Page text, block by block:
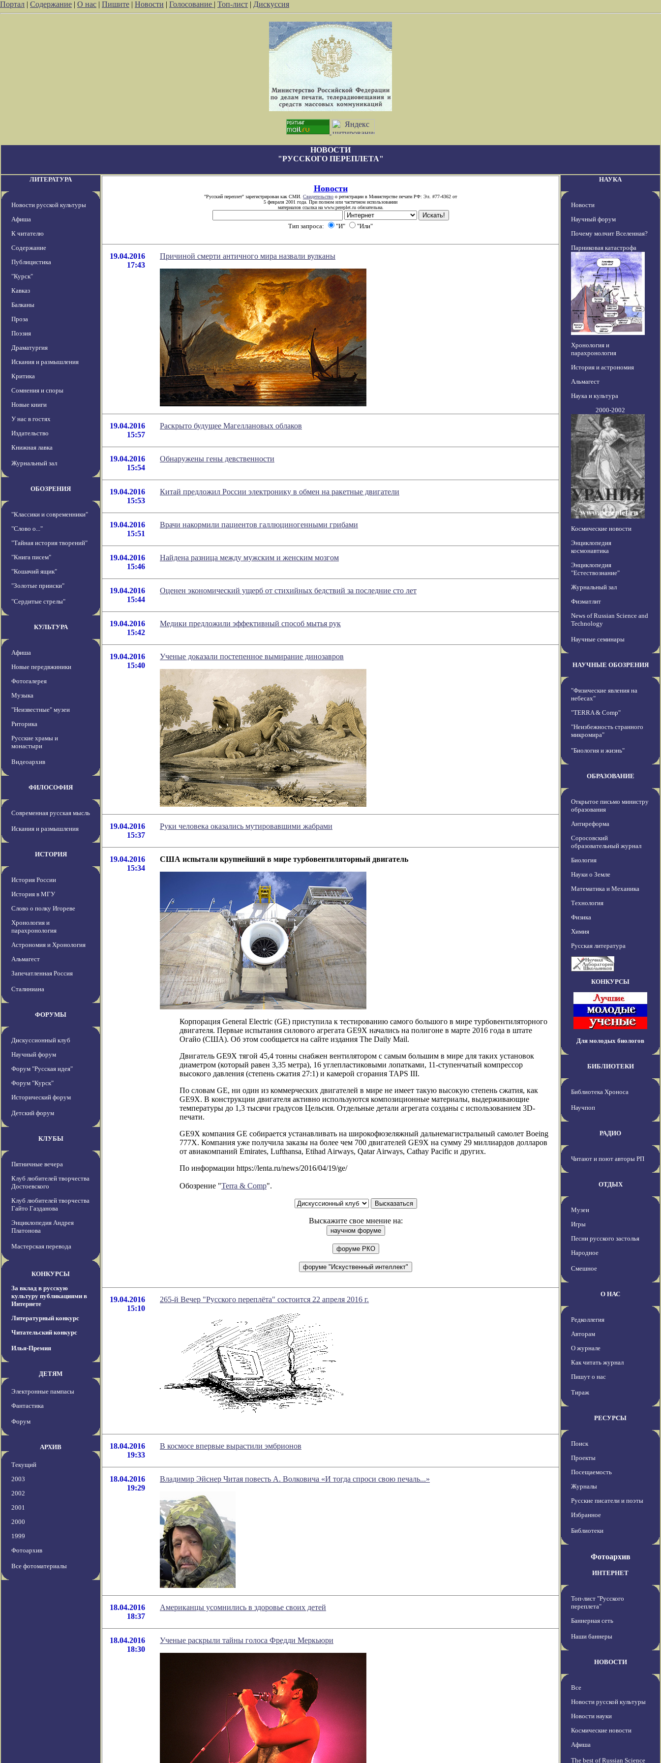
Портал | Содержание | О нас | Пишите | Новости | Голосование | Топ-лист | Дискуссия
НОВОСТИ
"РУССКОГО ПЕРЕПЛЕТА"
ЛИТЕРАТУРА
Новости русской культуры
Афиша
К читателю
Содержание
Публицистика
"Курск"
Кавказ
Балканы
Проза
Поэзия
Драматургия
Искания и размышления
Критика
Сомнения и споры
Новые книги
У нас в гостях
Издательство
Книжная лавка
Журнальный зал
ОБОЗРЕНИЯ
"Классики и современники"
"Слово о..."
"Тайная история творений"
"Книга писем"
"Кошачий ящик"
"Золотые прииски"
"Сердитые стрелы"
КУЛЬТУРА
Афиша
Новые передвжиники
Фотогалерея
Музыка
"Неизвестные" музеи
Риторика
Русские храмы и
монастыри
Видеоархив
ФИЛОСОФИЯ
Современная русская мысль
Искания и размышления
ИСТОРИЯ
История России
История в МГУ
Слово о полку Игореве
Хронология и
парахронология
Астрономия и Хронология
Альмагест
Запечатленная Россия
Сталиниана
ФОРУМЫ
Дискуссионный клуб
Научный форум
Форум "Русская идея"
Форум "Курск"
Исторический форум
Детский форум
КЛУБЫ
Пятничные вечера
Клуб любителей творчества
Достоевского
Клуб любителей творчества
Гайто Газданова
Энциклопедия Андрея
Платонова
Мастерская перевода
КОНКУРСЫ
За вклад в русскую
культуру публикациями в
Интернете
Литературный конкурс
Читательский конкурс
Илья-Премия
ДЕТЯМ
Электронные пампасы
Фантастика
Форум
АРХИВ
Текущий
2003
2002
2001
2000
1999
Фотоархив
Все фотоматериалы
Новости
"Русский переплет" зарегистрирован как СМИ. Свидетельство о регистрации в Министерстве печати РФ: Эл. #77-4362 от
5 февраля 2001 года. При полном или частичном использовании
материалов ссылка на www.pereplet.ru обязательна.
Тип запроса: "И" "Или"
19.04.2016
17:43
Причиной смерти античного мира назвали вулканы
19.04.2016
15:57
Раскрыто будущее Магеллановых облаков
19.04.2016
15:54
Обнаружены гены девственности
19.04.2016
15:53
Китай предложил России электронику в обмен на ракетные двигатели
19.04.2016
15:51
Врачи накормили пациентов галлюциногенными грибами
19.04.2016
15:46
Найдена разница между мужским и женским мозгом
19.04.2016
15:44
Оценен экономический ущерб от стихийных бедствий за последние сто лет
19.04.2016
15:42
Медики предложили эффективный способ мытья рук
19.04.2016
15:40
Ученые доказали постепенное вымирание динозавров
19.04.2016
15:37
Руки человека оказались мутировавшими жабрами
19.04.2016
15:34
США испытали крупнейший в мире турбовентиляторный двигатель
Корпорация General Electric (GE) приступила к тестированию самого большого в мире турбовентиляторного
двигателя. Первые испытания силового агрегата GE9X начались на полигоне в марте 2016 года в штате
Огайо (США). Об этом сообщается на сайте издания The Daily Mail.
Двигатель GE9X тягой 45,4 тонны снабжен вентилятором с самым большим в мире для таких установок
диаметром (который равен 3,35 метра), 16 углепластиковыми лопатками, 11-ступенчатый компрессор
высокого давления (степень сжатия 27:1) и камерой сгорания TAPS III.
По словам GE, ни один из коммерческих двигателей в мире не имеет такую высокую степень сжатия, как
GE9X. В конструкции двигателя активно используются композиционные материалы, выдерживающие
температуры до 1,3 тысячи градусов Цельсия. Отдельные детали агрегата созданы с использованием 3D-
печати.
GE9X компания GE собирается устанавливать на широкофюзеляжный дальнемагистральный самолет Boeing
777X. Компания уже получила заказы на более чем 700 двигателей GE9X на сумму 29 миллиардов долларов
от авиакомпаний Emirates, Lufthansa, Etihad Airways, Qatar Airways, Cathay Pacific и других.
По информации https://lenta.ru/news/2016/04/19/ge/
Обозрение "Terra & Comp".
Выскажите свое мнение на:
19.04.2016
15:10
265-й Вечер "Русского переплёта" состоится 22 апреля 2016 г.
18.04.2016
19:33
В космосе впервые вырастили эмбрионов
18.04.2016
19:29
Владимир Эйснер Читая повесть А. Волковича «И тогда спроси свою печаль...»
18.04.2016
18:37
Американцы усомнились в здоровье своих детей
18.04.2016
18:30
Ученые раскрыли тайны голоса Фредди Меркьюри
НАУКА
Новости
Научный форум
Почему молчит Вселенная?
Парниковая катастрофа
Хронология и
парахронология
История и астрономия
Альмагест
Наука и культура
2000-2002
Космические новости
Энциклопедия
космонавтика
Энциклопедия
"Естествознание"
Журнальный зал
Физматлит
News of Russian Science and
Technology
Научные семинары
НАУЧНЫЕ ОБОЗРЕНИЯ
"Физические явления на
небесах"
"TERRA & Comp"
"Неизбежность странного
микромира"
"Биология и жизнь"
ОБРАЗОВАНИЕ
Открытое письмо министру
образования
Антиреформа
Соросовский
образовательный журнал
Биология
Науки о Земле
Математика и Механика
Технология
Физика
Химия
Русская литература
КОНКУРСЫ
Для молодых биологов
БИБЛИОТЕКИ
Библиотека Хроноса
Научпоп
РАДИО
Читают и поют авторы РП
ОТДЫХ
Музеи
Игры
Песни русского застолья
Народное
Смешное
О НАС
Редколлегия
Авторам
О журнале
Как читать журнал
Пишут о нас
Тираж
РЕСУРСЫ
Поиск
Проекты
Посещаемость
Журналы
Русские писатели и поэты
Избранное
Библиотеки
Фотоархив
ИНТЕРНЕТ
Топ-лист "Русского
переплета"
Баннерная сеть
Наши баннеры
НОВОСТИ
Все
Новости русской культуры
Новости науки
Космические новости
Афиша
The best of Russian Science